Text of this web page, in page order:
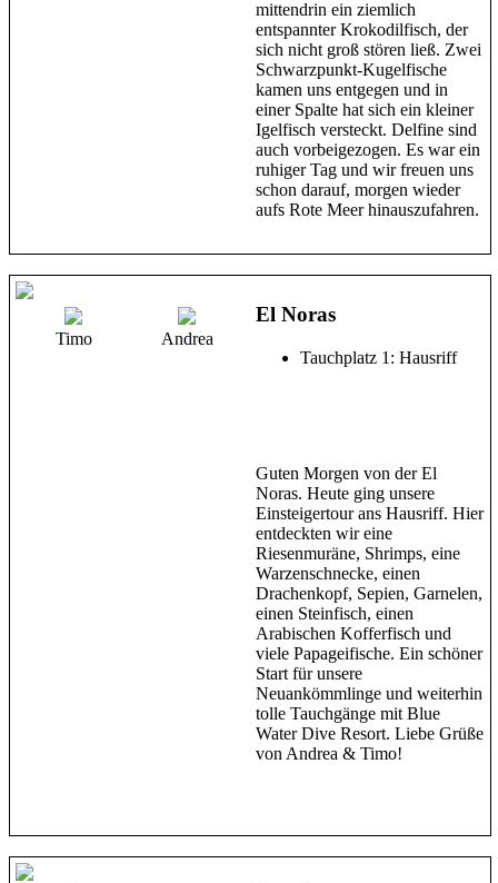
mittendrin ein ziemlich
entspannter Krokodilfisch, der
sich nicht groß stören ließ. Zwei
Schwarzpunkt-Kugelfische
kamen uns entgegen und in
einer Spalte hat sich ein kleiner
Igelfisch versteckt. Delfine sind
auch vorbeigezogen. Es war ein
ruhiger Tag und wir freuen uns
schon darauf, morgen wieder
aufs Rote Meer hinauszufahren.
Timo Andrea
El Noras
Tauchplatz 1: Hausriff
Guten Morgen von der El
Noras. Heute ging unsere
Einsteigertour ans Hausriff. Hier
entdeckten wir eine
Riesenmuräne, Shrimps, eine
Warzenschnecke, einen
Drachenkopf, Sepien, Garnelen,
einen Steinfisch, einen
Arabischen Kofferfisch und
viele Papageifische. Ein schöner
Start für unsere
Neuankömmlinge und weiterhin
tolle Tauchgänge mit Blue
Water Dive Resort. Liebe Grüße
von Andrea & Timo!